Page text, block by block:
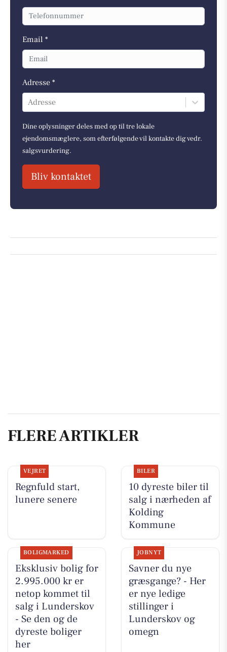
Email *
Adresse *
Adresse
Dine oplysninger deles med op til tre lokale
ejendomsmæglere, som efterfølgende vil kontakte dig vedr.
salgsvurdering.
Bliv kontaktet
FLERE ARTIKLER
VEJRET
Regnfuld start,
lunere senere
BILER
10 dyreste biler til
salg i nærheden af
Kolding
Kommune
BOLIGMARKED
Eksklusiv bolig for
2.995.000 kr er
netop kommet til
salg i Lunderskov
- Se den og de
dyreste boliger
her
JOBNYT
Savner du nye
græsgange? - Her
er nye ledige
stillinger i
Lunderskov og
omegn